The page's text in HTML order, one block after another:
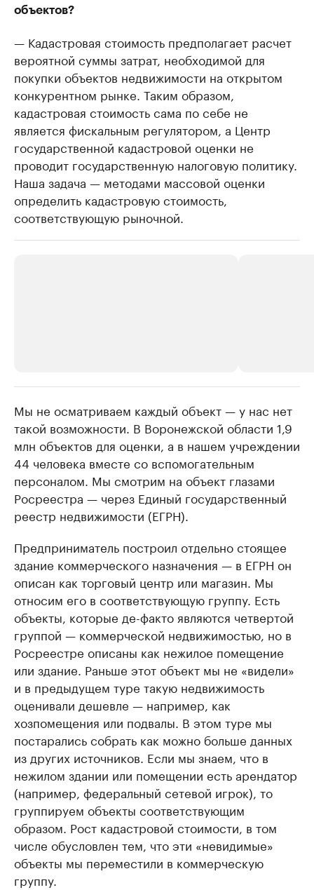
объектов?
— Кадастровая стоимость предполагает расчет
вероятной суммы затрат, необходимой для
покупки объектов недвижимости на открытом
конкурентном рынке. Таким образом,
кадастровая стоимость сама по себе не
является фискальным регулятором, а Центр
государственной кадастровой оценки не
проводит государственную налоговую политику.
Наша задача — методами массовой оценки
определить кадастровую стоимость,
соответствующую рыночной.
Делитесь новостями бизнеса на РБК
Управляйте страницей компании и развивайте личные
бренды спикеров бизнеса
Крупнейшие
продавцы
Ознакомьтесь с
Мы не осматриваем каждый объект — у нас нет
такой возможности. В Воронежской области 1,9
млн объектов для оценки, а в нашем учреждении
44 человека вместе со вспомогательным
персоналом. Мы смотрим на объект глазами
Росреестра — через Единый государственный
реестр недвижимости (ЕГРН).
Предприниматель построил отдельно стоящее
здание коммерческого назначения — в ЕГРН он
описан как торговый центр или магазин. Мы
относим его в соответствующую группу. Есть
объекты, которые де-факто являются четвертой
группой — коммерческой недвижимостью, но в
Росреестре описаны как нежилое помещение
или здание. Раньше этот объект мы не «видели»
и в предыдущем туре такую недвижимость
оценивали дешевле — например, как
хозпомещения или подвалы. В этом туре мы
постарались собрать как можно больше данных
из других источников. Если мы знаем, что в
нежилом здании или помещении есть арендатор
(например, федеральный сетевой игрок), то
группируем объекты соответствующим
образом. Рост кадастровой стоимости, в том
числе обусловлен тем, что эти «невидимые»
объекты мы переместили в коммерческую
группу.